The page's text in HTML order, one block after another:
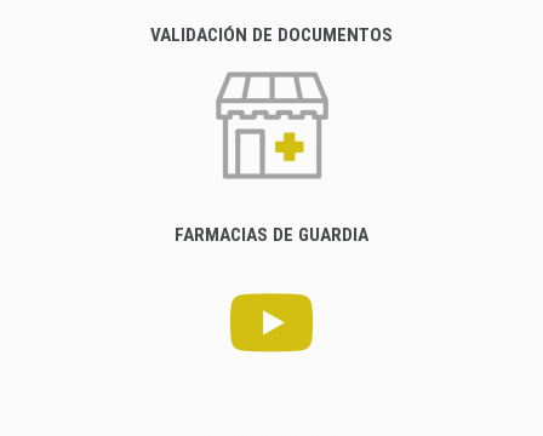
VALIDACIÓN DE DOCUMENTOS
FARMACIAS DE GUARDIA